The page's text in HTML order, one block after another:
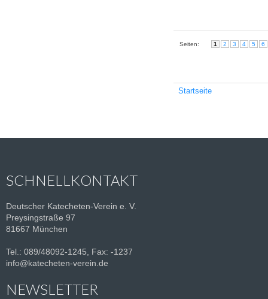
Seiten: 1 2 3 4 5 6
Startseite
SCHNELLKONTAKT
Deutscher Katecheten-Verein e. V.
Preysingstraße 97
81667 München
Tel.: 089/48092-1245, Fax: -1237
info@katecheten-verein.de
NEWSLETTER